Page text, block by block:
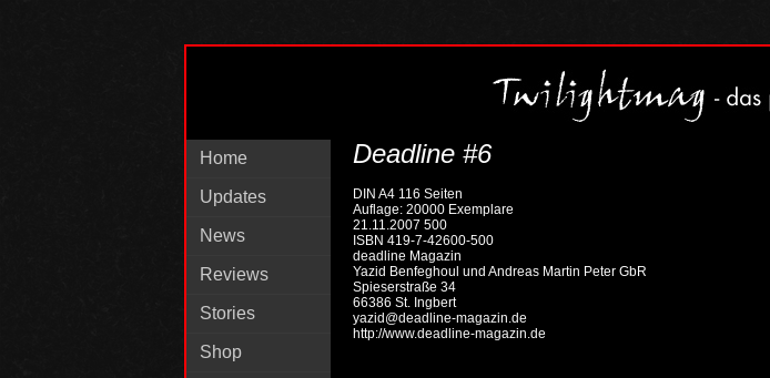
Home
Updates
News
Reviews
Stories
Shop
Deadline #6
DIN A4 116 Seiten
Auflage: 20000 Exemplare
21.11.2007 500
ISBN 419-7-42600-500
deadline Magazin
Yazid Benfeghoul und Andreas Martin Peter GbR
Spieserstraße 34
66386 St. Ingbert
yazid@deadline-magazin.de
http://www.deadline-magazin.de